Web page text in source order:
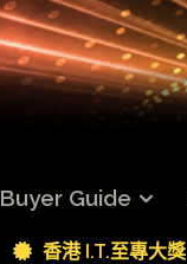
Buyer Guide
香港 I.T.至專大獎